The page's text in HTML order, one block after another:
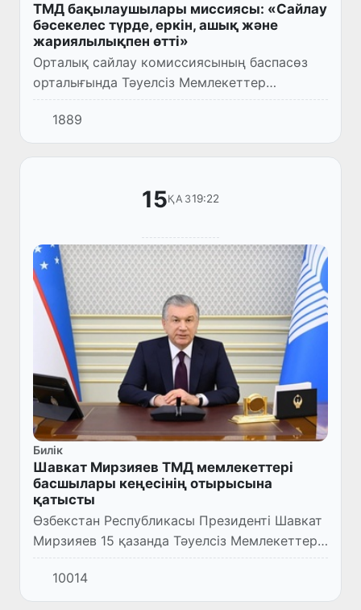
ТМД бақылаушылары миссиясы: «Сайлау
бәсекелес түрде, еркін, ашық және
жариялылықпен өтті»
Орталық сайлау комиссиясының баспасөз
орталығында Тәуелсіз Мемлекеттер
Достастығының Жалпыпарламенттік
Ассамблеясының миссиясы және ТМД
елдерінен келген бақылаушылардың
1889
15ҚАЗ19:22
Билік
Шавкат Мирзияев ТМД мемлекеттері
басшылары кеңесінің отырысына
қатысты
Өзбекстан Республикасы Президенті Шавкат
Мирзияев 15 қазанда Тәуелсіз Мемлекеттер
Достастығына мүше мемлекеттер
басшылары кеңесінің бейнеконференция
түрінде өткен мерейтойлық отыры...
10014